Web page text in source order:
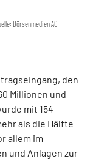
Börsenmedien AG
den
Millionen und
mit 154
als die Hälfte
allem im
und Anlagen zur